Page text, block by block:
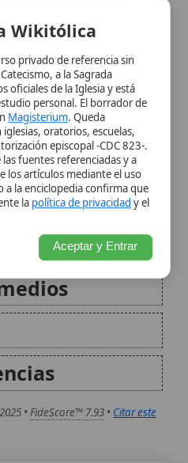
y
trata de
FideScore™ 7.93•Citar este
estado de pecado
a la disciplina
El acto de recibir el
haber sido
el...
referenciadas y a
artículos mediante el uso
enciclopedia confirma que
lapolítica de privacidady el
Aceptar y Entrar